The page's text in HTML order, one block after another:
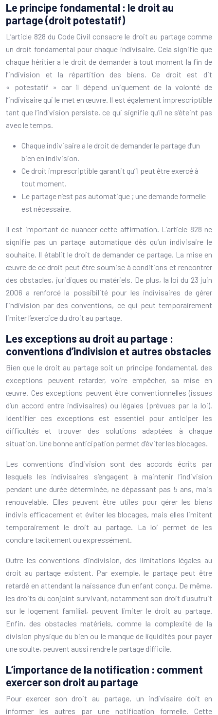
Le principe fondamental : le droit au
partage (droit potestatif)
L’article 828 du Code Civil consacre le droit au partage comme
un droit fondamental pour chaque indivisaire. Cela signifie que
chaque héritier a le droit de demander à tout moment la fin de
l’indivision et la répartition des biens. Ce droit est dit
« potestatif » car il dépend uniquement de la volonté de
l’indivisaire qui le met en œuvre. Il est également imprescriptible
tant que l’indivision persiste, ce qui signifie qu’il ne s’éteint pas
avec le temps.
Chaque indivisaire a le droit de demander le partage d’un
bien en indivision.
Ce droit imprescriptible garantit qu’il peut être exercé à
tout moment.
Le partage n’est pas automatique ; une demande formelle
est nécessaire.
Il est important de nuancer cette affirmation. L’article 828 ne
signifie pas un partage automatique dès qu’un indivisaire le
souhaite. Il établit le droit de demander ce partage. La mise en
œuvre de ce droit peut être soumise à conditions et rencontrer
des obstacles, juridiques ou matériels. De plus, la loi du 23 juin
2006 a renforcé la possibilité pour les indivisaires de gérer
l’indivision par des conventions, ce qui peut temporairement
limiter l’exercice du droit au partage.
Les exceptions au droit au partage :
conventions d’indivision et autres obstacles
Bien que le droit au partage soit un principe fondamental, des
exceptions peuvent retarder, voire empêcher, sa mise en
œuvre. Ces exceptions peuvent être conventionnelles (issues
d’un accord entre indivisaires) ou légales (prévues par la loi).
Identifier ces exceptions est essentiel pour anticiper les
difficultés et trouver des solutions adaptées à chaque
situation. Une bonne anticipation permet d’éviter les blocages.
Les conventions d’indivision sont des accords écrits par
lesquels les indivisaires s’engagent à maintenir l’indivision
pendant une durée déterminée, ne dépassant pas 5 ans, mais
renouvelable. Elles peuvent être utiles pour gérer les biens
indivis efficacement et éviter les blocages, mais elles limitent
temporairement le droit au partage. La loi permet de les
conclure tacitement ou expressément.
Outre les conventions d’indivision, des limitations légales au
droit au partage existent. Par exemple, le partage peut être
retardé en attendant la naissance d’un enfant conçu. De même,
les droits du conjoint survivant, notamment son droit d’usufruit
sur le logement familial, peuvent limiter le droit au partage.
Enfin, des obstacles matériels, comme la complexité de la
division physique du bien ou le manque de liquidités pour payer
une soulte, peuvent aussi rendre le partage difficile.
L’importance de la notification : comment
exercer son droit au partage
Pour exercer son droit au partage, un indivisaire doit en
informer les autres par une notification formelle. Cette